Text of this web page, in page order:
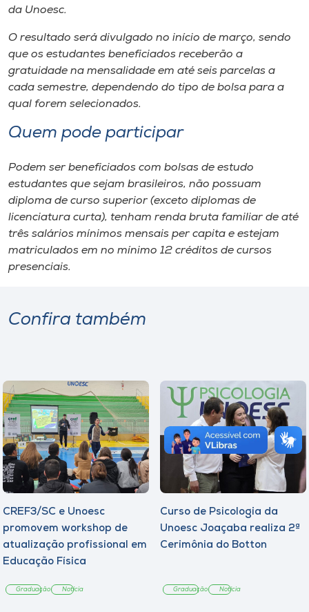
da Unoesc.
O resultado será divulgado no início de março, sendo
que os estudantes beneficiados receberão a
gratuidade na mensalidade em até seis parcelas a
cada semestre, dependendo do tipo de bolsa para a
qual forem selecionados.
Quem pode participar
Podem ser beneficiados com bolsas de estudo
estudantes que sejam brasileiros, não possuam
diploma de curso superior (exceto diplomas de
licenciatura curta), tenham renda bruta familiar de até
três salários mínimos mensais per capita e estejam
matriculados em no mínimo 12 créditos de cursos
presenciais.
Confira também
CREF3/SC e Unoesc
promovem workshop de
atualização profissional em
Educação Física
Graduação Notícia
Curso de Psicologia da
Unoesc Joaçaba realiza 2ª
Cerimônia do Botton
Graduação Notícia